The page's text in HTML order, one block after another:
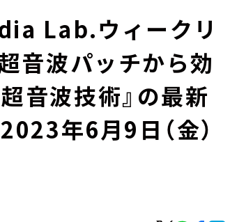
Lab.ウィークリ
音波パッチから効
音波技術』の最新
年6月9日（金）